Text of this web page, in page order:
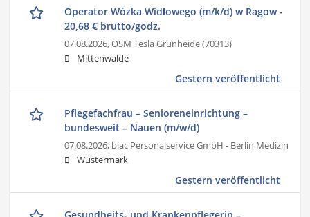
Operator Wózka Widłowego (m/k/d) w Ragow -
20,68 € brutto/godz.
07.08.2026,OSM Tesla Grünheide (70313)
Mittenwalde
Gestern veröffentlicht
Pflegefachfrau – Senioreneinrichtung –
bundesweit – Nauen (m/w/d)
07.08.2026, biac Personalservice GmbH - Berlin Medizin
Wustermark
Gestern veröffentlicht